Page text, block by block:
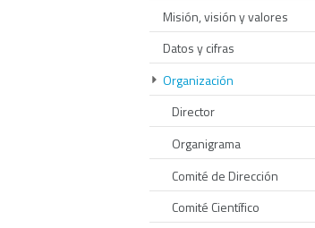
Misión, visión y valores
Datos y cifras
Organización
Director
Organigrama
Comité de Dirección
Comité Científico